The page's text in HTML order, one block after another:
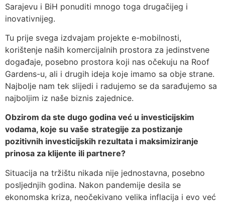
Sarajevu i BiH ponuditi mnogo toga drugačijeg i
inovativnijeg.
Tu prije svega izdvajam projekte e-mobilnosti,
korištenje naših komercijalnih prostora za jedinstvene
događaje, posebno prostora koji nas očekuju na Roof
Gardens-u, ali i drugih ideja koje imamo sa obje strane.
Najbolje nam tek slijedi i radujemo se da sarađujemo sa
najboljim iz naše biznis zajednice.
Obzirom da ste dugo godina već u investicijskim
vodama, koje su vaše strategije za postizanje
pozitivnih investicijskih rezultata i maksimiziranje
prinosa za klijente ili partnere?
Situacija na tržištu nikada nije jednostavna, posebno
posljednjih godina. Nakon pandemije desila se
ekonomska kriza, neočekivano velika inflacija i evo već